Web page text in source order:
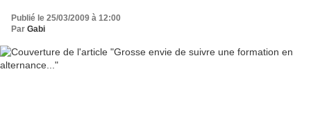
Publié le 25/03/2009 à 12:00
Par Gabi